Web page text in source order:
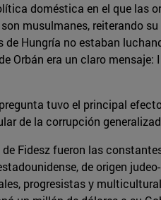
doméstica en el que las
musulmanes, reiterando
Hungría no estaban
Orbán era un claro
tuvo el principal
de la corrupción
Fidesz fueron las
de origen
progresistas y